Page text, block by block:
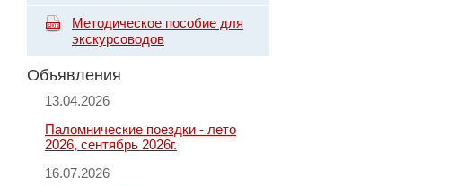
Методическое пособие для
экскурсоводов
Объявления
13.04.2026
Паломнические поездки - лето
2026, сентябрь 2026г.
16.07.2026